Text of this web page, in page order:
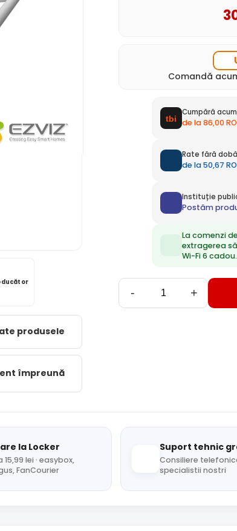
produsele
împreună
Comandă
Cumpără
de la 86,00
Rate fără
de la 50,67
Instituție
Postăm
La comenzi
extragerea
Wi-Fi 6 cadou.
- +
la Locker
15,99 lei · easybox,
FanCourier
Suport tehnic
Consiliere
specialistii nostri